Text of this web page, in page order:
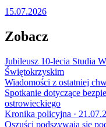
15.07.2026
Zobacz
Jubileusz 10-lecia Studia
Świętokrzyskim
Wiadomości z ostatniej
Spotkanie dotyczące
ostrowieckiego
Kronika policyjna ·
Oszuści podszywają się